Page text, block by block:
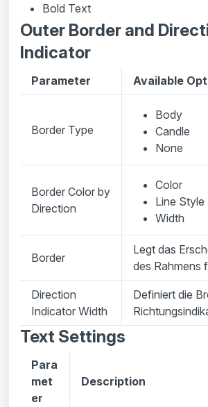
Bold Text
Outer Border and
Indicator
Parameter Available
Border Type
Body
Candle
None
Border Color by
Direction
Color
Line Style
Width
Border
Legt das
des Rahmens
Direction
Indicator Width
Definiert die
Text Settings
Para
met
er
Description